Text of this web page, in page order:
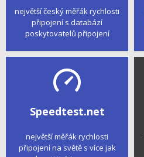
největší český měřák rychlosti
připojení s databází
poskytovatelů připojení
Speedtest.net
největší měřák rychlosti
připojení na světě s více jak